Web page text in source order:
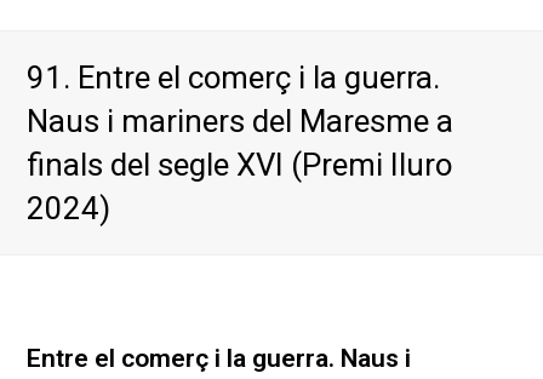
91. Entre el comerç i la guerra.
Naus i mariners del Maresme a
finals del segle XVI (Premi Iluro
2024)
Entre el comerç i la guerra. Naus i